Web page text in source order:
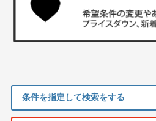
条件を指定して検索をする